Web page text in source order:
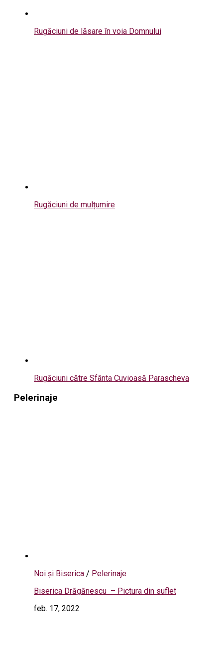
Rugăciuni de lăsare în voia Domnului
Rugăciuni de mulțumire
Rugăciuni către Sfânta Cuvioasă Parascheva
Pelerinaje
Noi și Biserica / Pelerinaje
Biserica Drăgănescu – Pictura din suflet
feb. 17, 2022